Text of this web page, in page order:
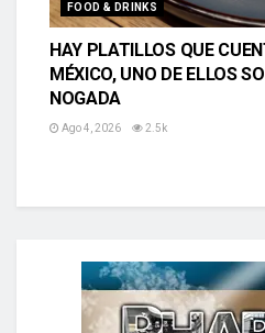
FOOD & DRINKS
HAY PLATILLOS QUE
MÉXICO, UNO DE ELLOS
NOGADA
Ago 4, 2026 2.5k